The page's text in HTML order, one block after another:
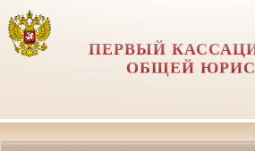
ПЕРВЫЙ
ОБЩЕЙ